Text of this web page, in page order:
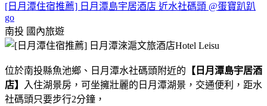
[日月潭住宿推薦] 日月潭島宇居酒店 近水社碼頭 @蛋寶趴趴
go
南投 國內旅遊
位於南投縣魚池鄉、日月潭水社碼頭附近的 【日月潭島宇居酒
店】
入住湖景房，可坐擁壯麗的日月潭湖景，交通便利，距水
社碼頭只要步行2分鐘，